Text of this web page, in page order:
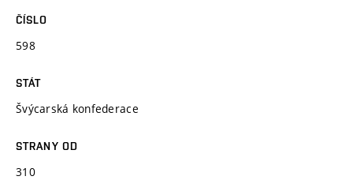
ČÍSLO
598
STÁT
Švýcarská konfederace
STRANY OD
310